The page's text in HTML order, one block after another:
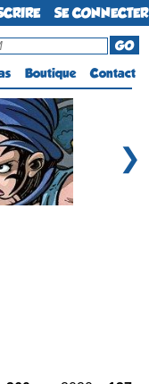
SE CONNECTER
GO
Boutique Contact
❯